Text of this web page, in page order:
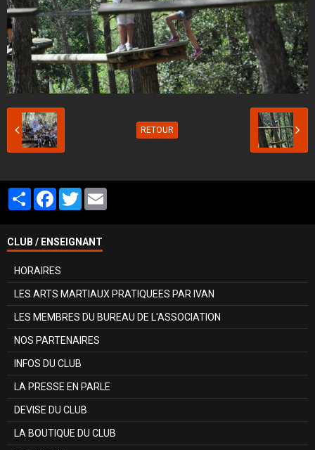
RETOUR
PartagerFacebook
Twitter
CLUB / ENSEIGNANT
HORAIRES
LES ARTS MARTIAUX PRATIQUEES PAR IVAN
LES MEMBRES DU BUREAU DE L'ASSOCIATION
NOS PARTENAIRES
INFOS DU CLUB
LA PRESSE EN PARLE
DEVISE DU CLUB
LA BOUTIQUE DU CLUB